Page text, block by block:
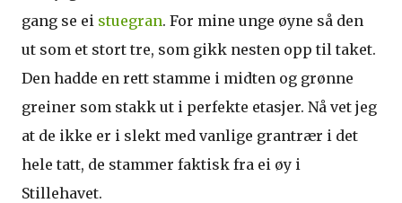
gang se ei stuegran. For mine unge øyne så den
ut som et stort tre, som gikk nesten opp til taket.
Den hadde en rett stamme i midten og grønne
greiner som stakk ut i perfekte etasjer. Nå vet jeg
at de ikke er i slekt med vanlige grantrær i det
hele tatt, de stammer faktisk fra ei øy i
Stillehavet.